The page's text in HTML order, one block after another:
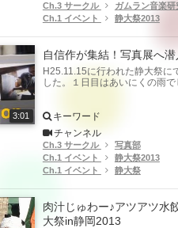
Ch.3 サークル
ガムラン音楽研
Ch.1 イベント
静大祭2013
3:01
自信作が集結！写真展へ
H25.11.15に行われた静大祭に
した。１日目はあいにくの雨で
キーワード
チャンネル
Ch.3 サークル
写真部
Ch.1 イベント
静大祭2013
Ch.1 イベント
静大祭
肉汁じゅわー♪アツアツ
大祭in静岡2013